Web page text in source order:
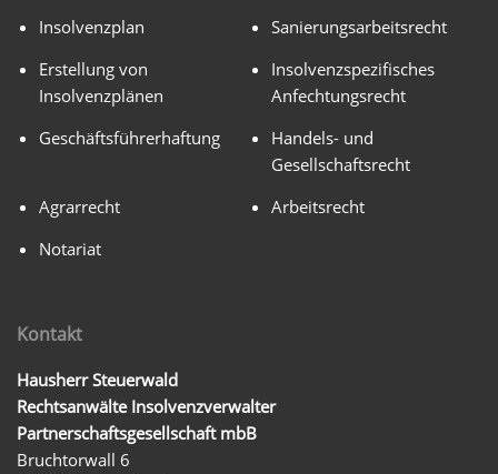
Insolvenzplan
Sanierungsarbeitsrecht
Erstellung von
Insolvenzplänen
Insolvenzspezifisches
Anfechtungsrecht
Geschäftsführerhaftung
Handels- und
Gesellschaftsrecht
Agrarrecht
Arbeitsrecht
Notariat
Kontakt
Hausherr Steuerwald
Rechtsanwälte Insolvenzverwalter
Partnerschaftsgesellschaft mbB
Bruchtorwall 6